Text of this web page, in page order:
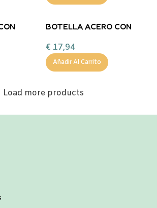
BOTELLA ACERO CON
PERSONALIZABLE 500ML
TUTETE
€ 17,94
Añadir Al Carrito
Load more products